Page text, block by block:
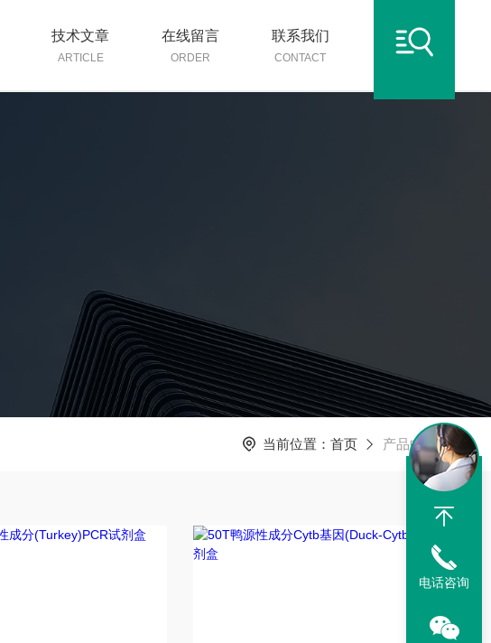
技术文章
ARTICLE
在线留言
ORDER
联系我们
CONTACT
当前位置： 首页 产品中心
电话咨询